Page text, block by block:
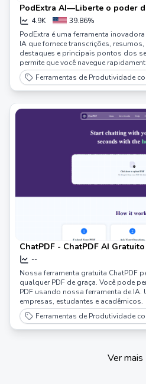
PodExtra AI—Liberte o poder
4.9K 39.86%
PodExtra é uma ferramenta
IA que fornece transcrições,
destaques e principais pontos dos
permite que você navegue
economizando tempo e melhorando a
Ferramentas de Produtividade
ChatPDF - ChatPDF AI Gratuito
--
Nossa ferramenta gratuita ChatPDF
qualquer PDF de graça. Você pode
PDF usando nossa ferramenta de
empresas, estudantes e acadêmicos.
Ferramentas de Produtividade
Ver mais